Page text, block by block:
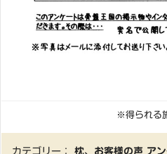
※得られる
カテゴリー： 枕、 お客様の声 ア